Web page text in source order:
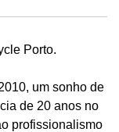
Porto.
um sonho de
de 20 anos no
profissionalismo